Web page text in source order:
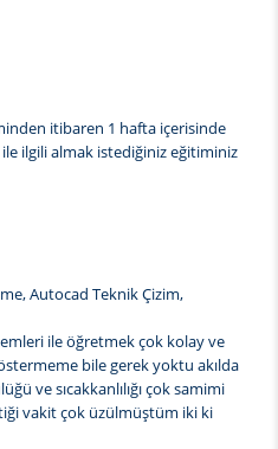
itibaren 1 hafta içerisinde
ilgili almak istediğiniz eğitiminiz
Autocad Teknik Çizim,
ile öğretmek çok kolay ve
bile gerek yoktu akılda
ve sıcakkanlılığı çok samimi
vakit çok üzülmüştüm iki ki